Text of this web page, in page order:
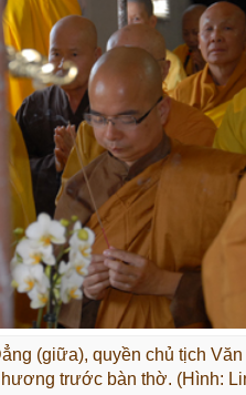
(giữa), quyền chủ tịch
trước bàn thờ. (Hình: